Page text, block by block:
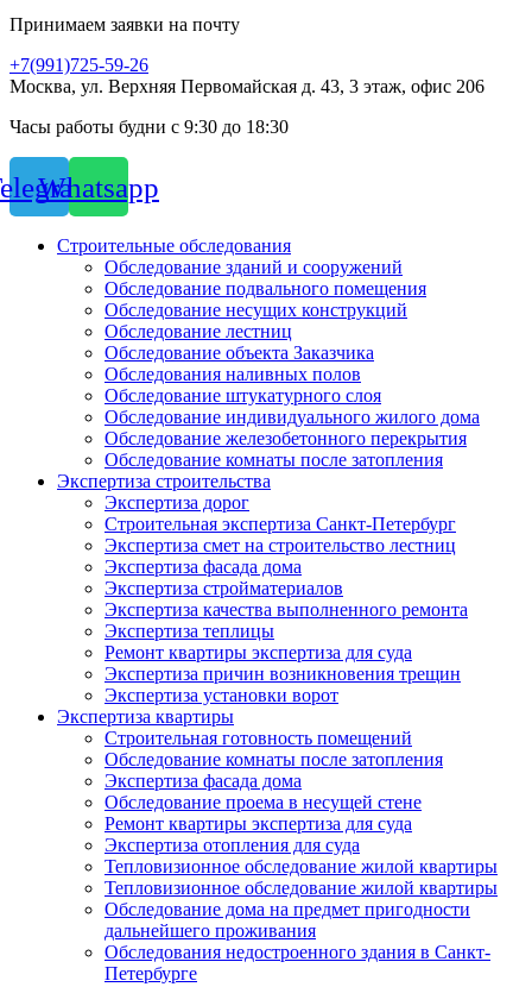
Принимаем заявки на почту
+7(991)725-59-26
Москва, ул. Верхняя Первомайская д. 43, 3 этаж, офис 206
Часы работы будни с 9:30 до 18:30
Whatsapp
Строительные обследования
Обследование зданий и сооружений
Обследование подвального помещения
Обследование несущих конструкций
Обследование лестниц
Обследование объекта Заказчика
Обследования наливных полов
Обследование штукатурного слоя
Обследование индивидуального жилого дома
Обследование железобетонного перекрытия
Обследование комнаты после затопления
Экспертиза строительства
Экспертиза дорог
Строительная экспертиза Санкт-Петербург
Экспертиза смет на строительство лестниц
Экспертиза фасада дома
Экспертиза стройматериалов
Экспертиза качества выполненного ремонта
Экспертиза теплицы
Ремонт квартиры экспертиза для суда
Экспертиза причин возникновения трещин
Экспертиза установки ворот
Экспертиза квартиры
Строительная готовность помещений
Обследование комнаты после затопления
Экспертиза фасада дома
Обследование проема в несущей стене
Ремонт квартиры экспертиза для суда
Экспертиза отопления для суда
Тепловизионное обследование жилой квартиры
Тепловизионное обследование жилой квартиры
Обследование дома на предмет пригодности
дальнейшего проживания
Обследования недостроенного здания в Санкт-
Петербурге